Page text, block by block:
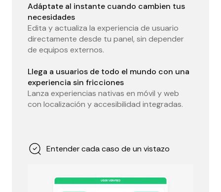
Adáptate al instante cuando cambien tus
necesidades
Edita y actualiza la experiencia de usuario
directamente desde tu panel, sin depender
de equipos externos.
Llega a usuarios de todo el mundo con una
experiencia sin fricciones
Lanza experiencias nativas en móvil y web
con localización y accesibilidad integradas.
Entender cada caso de un vistazo